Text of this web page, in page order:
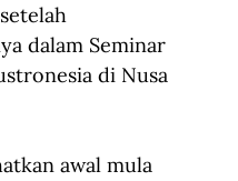
dalam Seminar
di Nusa
awal mula